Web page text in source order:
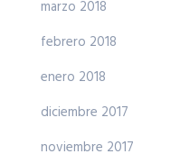
marzo 2018
febrero 2018
enero 2018
diciembre 2017
noviembre 2017